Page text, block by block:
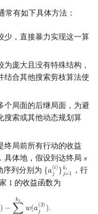
常有如下具体方法：
少，直接暴力实现这一算
庞大且没有特殊结构，
结合其他搜索剪枝算法使
个局面的后继局面，为避
搜索或其他动态规划算
终局前所有行动的收益
具体地，假设到达终局 𝑠
s
列分别为 {𝑎(𝑖)
𝑗
}𝑘𝑖
𝑗=1
{aj(i)}j=1 i，行
1
1 的收益函数为
) −
𝑘2
∑ 𝑤(𝑎(2)).
=1k2 j(2